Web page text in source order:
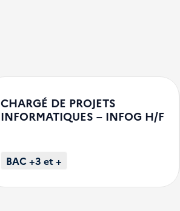
CHARGÉ DE PROJETS
INFORMATIQUES – INFOG H/F
BAC +3 et +